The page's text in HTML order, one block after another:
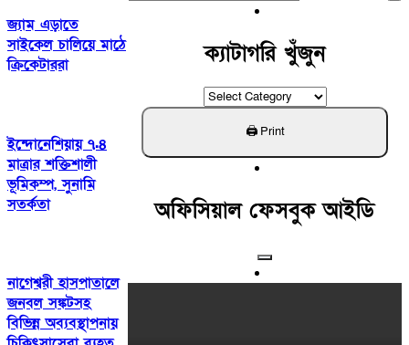
জ্যাম এড়াতে
সাইকেল চালিয়ে মাঠে
ক্রিকেটাররা
ইন্দোনেশিয়ায় ৭.৪
মাত্রার শক্তিশালী
ভূমিকম্প, সুনামি
সতর্কতা
নাগেশ্বরী হাসপাতালে
জনবল সঙ্কটসহ
বিভিন্ন অব্যবস্থাপনায়
ক্যাটাগরি খুঁজুন
ক্যাটাগরি
খুঁজুন
অফিসিয়াল ফেসবুক আইডি